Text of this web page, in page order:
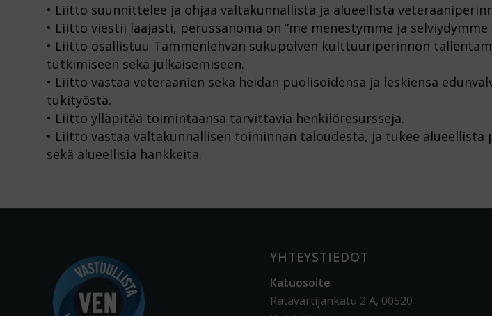
• Liitto suunnittelee ja ohjaa valtakunnallista ja alueellista
• Liitto viestii laajasti, perussanoma on ”me menestymme ja selviydymme
• Liitto osallistuu Tammenlehvän sukupolven kulttuuriperinnön
tutkimiseen sekä julkaisemiseen.
• Liitto vastaa veteraanien sekä heidän puolisoidensa ja leskiensä
tukityöstä.
• Liitto ylläpitää toimintaansa tarvittavia henkilöresursseja.
• Liitto vastaa valtakunnallisen toiminnan taloudesta, ja tukee alueellista
sekä alueellisia hankkeita.
YHTEYSTIEDOT
Katuosoite
Ratavartijankatu 2 A, 00520